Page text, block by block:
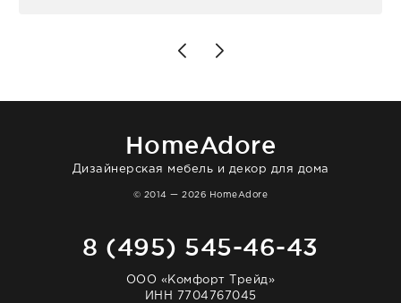
Позже заказывала остальные приборы -
доставили сдэком на следующий день к
отвечает очень быстро. Взаимодействием
HomeAdore
Дизайнерская мебель и декор для дома
© 2014 — 2026 HomeAdore
8 (495) 545-46-43
ООО «Комфорт Трейд»
ИНН 7704767045